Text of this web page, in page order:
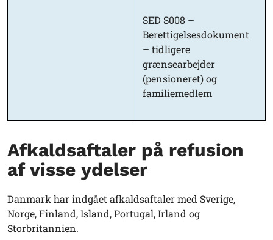
SED S008 –
Berettigelsesdokument
– tidligere
grænsearbejder
(pensioneret) og
familiemedlem
Afkaldsaftaler på refusion
af visse ydelser
Danmark har indgået afkaldsaftaler med Sverige,
Norge, Finland, Island, Portugal, Irland og
Storbritannien.